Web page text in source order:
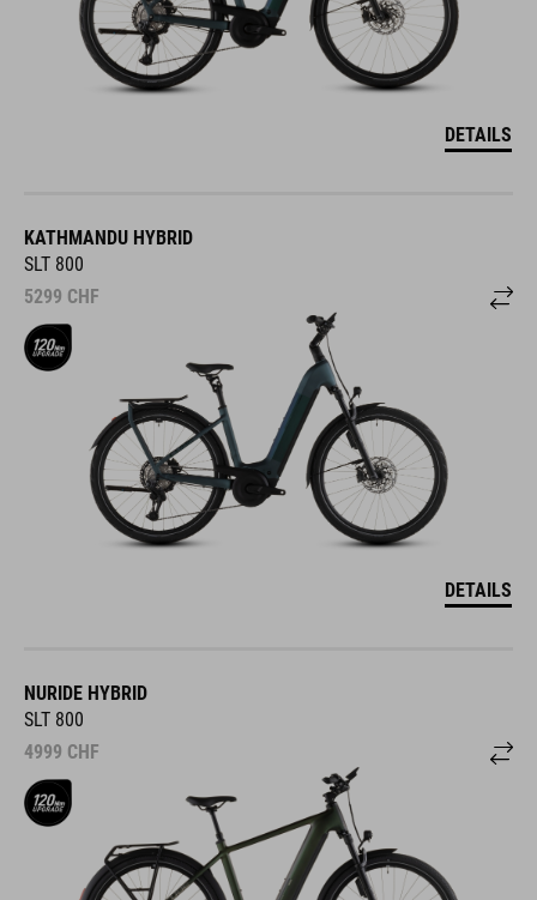
DETAILS
KATHMANDU HYBRID
SLT 800
5299 CHF
DETAILS
NURIDE HYBRID
SLT 800
4999 CHF